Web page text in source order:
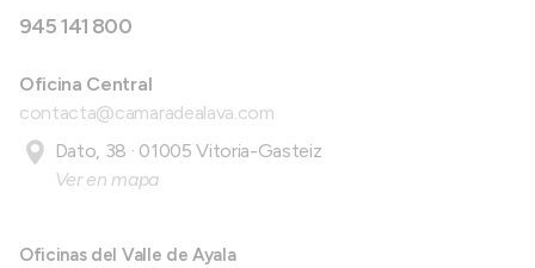
945 141 800
Oficina Central
contacta@camaradealava.com
Dato, 38 · 01005 Vitoria-Gasteiz
Ver en mapa
Oficinas del Valle de Ayala